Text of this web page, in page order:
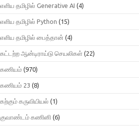
எளிய தமிழில் Generative AI (4)
எளிய தமிழில் Python (15)
எளிய தமிழில் பைத்தான் (4)
கட்டற்ற ஆன்டிராய்டு செயலிகள் (22)
கணியம் (970)
கணியம் 23 (8)
கற்கும் கருவியியல் (1)
குவாண்டம் கணினி (6)